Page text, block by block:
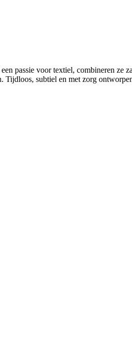
passie voor textiel, combineren ze
Tijdloos, subtiel en met zorg